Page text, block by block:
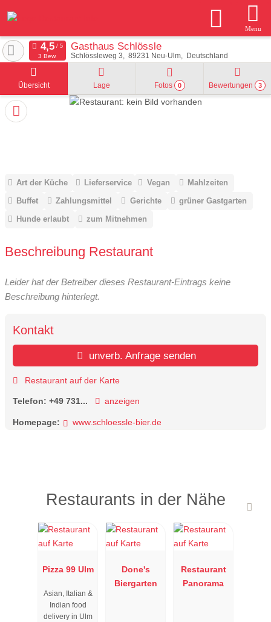
Menu
Gasthaus Schlössle
Schlössleweg 3 89231 Neu-Ulm Deutschland
3 Bew.
Übersicht Lage Fotos 0 Bewertungen 3
Art der Küche Lieferservice Vegan
Mahlzeiten
Buffet
Zahlungsmittel Gerichte
grüner Gastgarten
Hunde erlaubt
zum Mitnehmen
Beschreibung Restaurant
Leider hat der Betreiber dieses Restaurant-Eintrags keine
Beschreibung hinterlegt.
Kontakt
unverb. Anfrage senden
Restaurant auf der Karte
Telefon: +49 731... anzeigen
Homepage: www.schloessle-bier.de
Restaurants in der Nähe
Pizza 99 Ulm
Asian, Italian &
Indian food
delivery in Ulm
Done's
Biergarten
Restaurant
Panorama